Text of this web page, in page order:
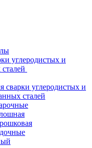
углеродистых и
сварки углеродистых и
сталей